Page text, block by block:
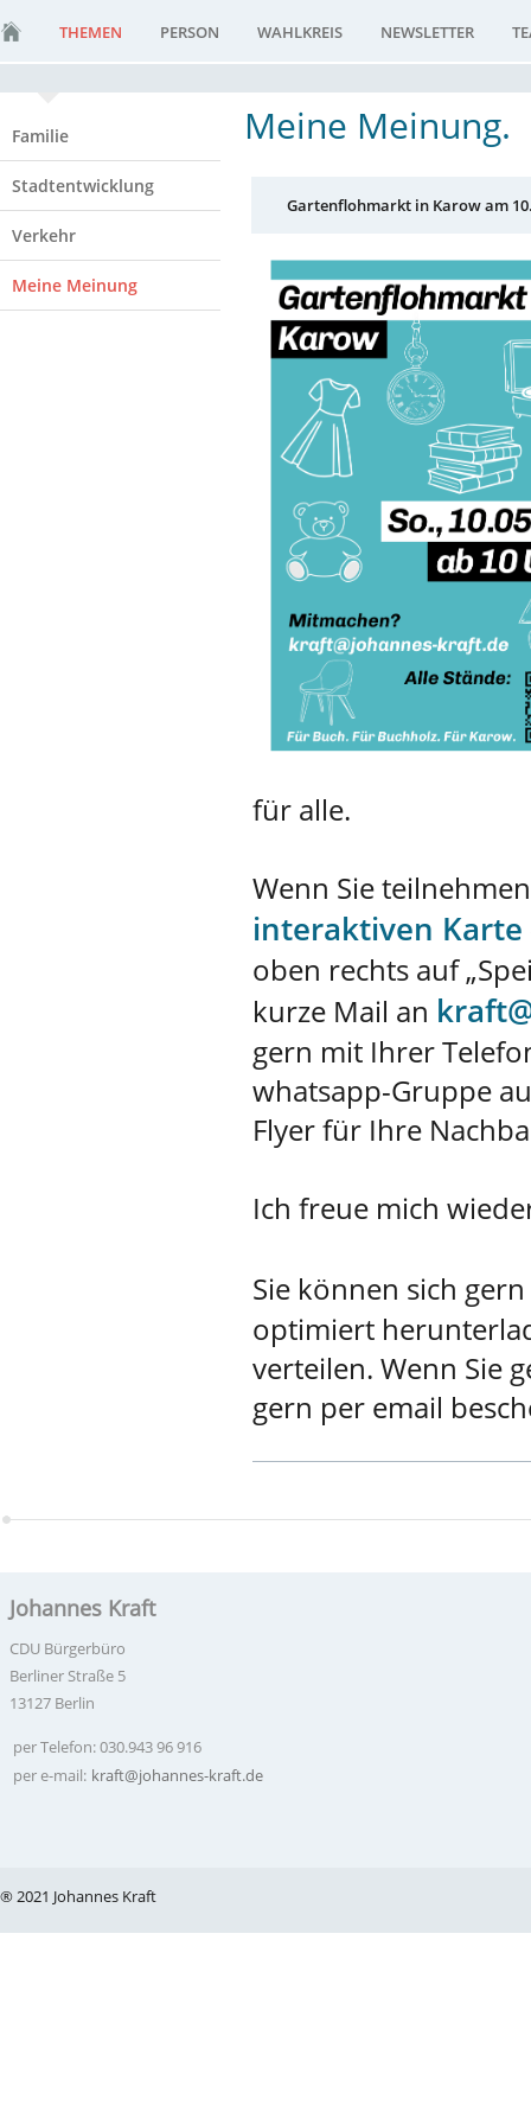
THEMEN PERSON WAHLKREIS NEWSLETTER
Familie
Stadtentwicklung
Verkehr
Meine Meinung
Meine Meinung.
Gartenflohmarkt in Karow am
für alle.
Wenn Sie
interaktiven Karte
oben rechts auf
kurze Mail an
gern mit Ihrer
whatsapp-Gruppe
Flyer für Ihre
Ich freue mich
Sie können sich
optimiert
verteilen. Wenn Sie
gern per email
Johannes Kraft
CDU Bürgerbüro
Berliner Straße 5
13127 Berlin
per Telefon: 030.943 96 916
per e-mail: kraft@johannes-kraft.de
® 2021 Johannes Kraft